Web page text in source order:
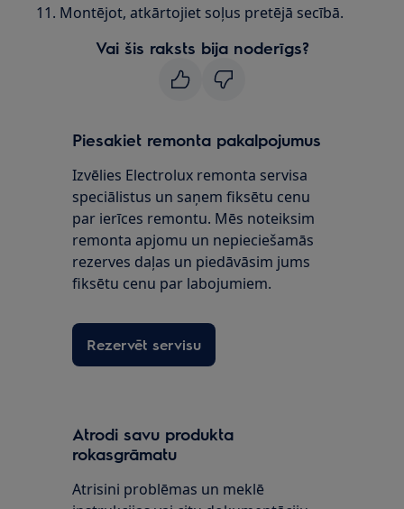
11. Montējot, atkārtojiet soļus pretējā secībā.
Vai šis raksts bija noderīgs?
Piesakiet remonta pakalpojumus
Izvēlies Electrolux remonta servisa
speciālistus un saņem fiksētu cenu
par ierīces remontu. Mēs noteiksim
remonta apjomu un nepieciešamās
rezerves daļas un piedāvāsim jums
fiksētu cenu par labojumiem.
Rezervēt servisu
Atrodi savu produkta
rokasgrāmatu
Atrisini problēmas un meklē